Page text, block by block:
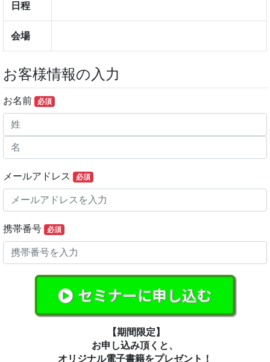
日程
会場
お客様情報の入力
お名前 必須
メールアドレス 必須
携帯番号 必須
セミナーに申し込む
【期間限定】
お申し込み頂くと、
オリジナル電子書籍をプレゼント！